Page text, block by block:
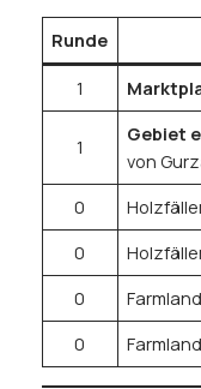
Runde
1
1
Gebiet
von
0
0
0
0